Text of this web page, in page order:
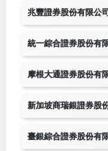
兆豐證券股份有限公司
統一綜合證券股份有
摩根大通證券股份有
新加坡商瑞銀證券股
臺銀綜合證券股份有